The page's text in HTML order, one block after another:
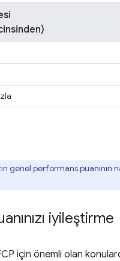
genel performans puanının
iyileştirme
için önemli olan